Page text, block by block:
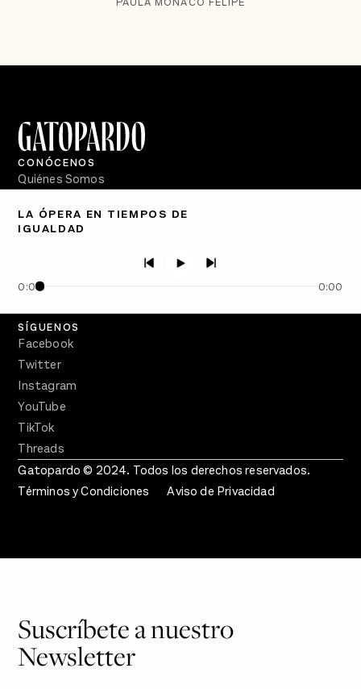
LA ÓPERA EN TIEMPOS DE
IGUALDAD
0:00 0:00
CONÓCENOS
Quiénes Somos
PÓDCASTS
Crecer en Distopía
SÍGUENOS
Facebook
Twitter
Instagram
YouTube
TikTok
Threads
Gatopardo © 2024. Todos los derechos reservados.
Términos y Condiciones
Aviso de Privacidad
Suscríbete a nuestro
Newsletter